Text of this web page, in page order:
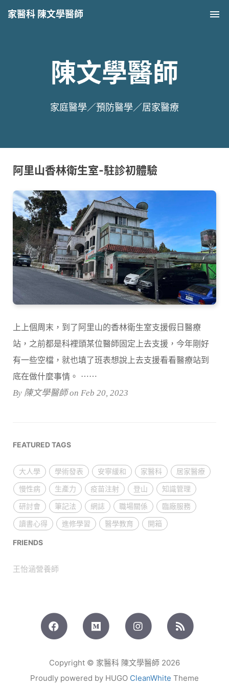
家醫科 陳文學醫師
陳文學醫師
家庭醫學／預防醫學／居家醫療
阿里山香林衛生室-駐診初體驗
上上個周末，到了阿里山的香林衛生室支援假日醫療
站，之前都是科裡頭某位醫師固定上去支援，今年剛好
有一些空檔，就也填了班表想說上去支援看看醫療站到
底在做什麼事情。 ⋯⋯
By 陳文學醫師 on Feb 20, 2023
FEATURED TAGS
大人學 學術發表 安寧緩和 家醫科
居家醫療
慢性病
生產力 疫苗注射 登山
知識管理
研討會
筆記法 網誌 職場關係
臨廠服務
讀書心得
進修學習 醫學教育 開箱
FRIENDS
王怡涵營養師
Copyright © 家醫科 陳文學醫師 2026
Proudly powered by HUGO CleanWhite Theme